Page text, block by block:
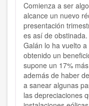
Comienza a ser
alcance un nuevo
presentación
es así de
Galán lo ha vuelto
obtenido un
supone un 17%
además de haber
a sanear algunas
las depreciaciones